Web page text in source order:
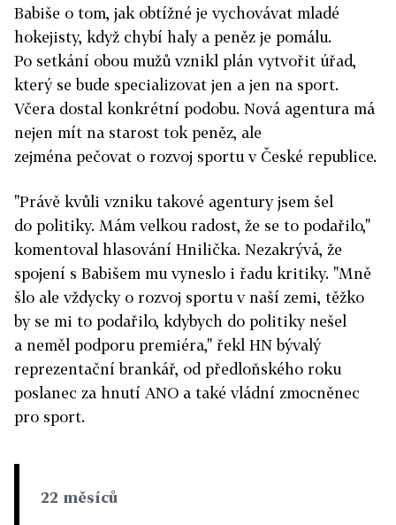
Babiše o tom, jak obtížné je vychovávat mladé
hokejisty, když chybí haly a peněz je pomálu.
Po setkání obou mužů vznikl plán vytvořit úřad,
který se bude specializovat jen a jen na sport.
Včera dostal konkrétní podobu. Nová agentura má
nejen mít na starost tok peněz, ale
zejména pečovat o rozvoj sportu v České republice.
"Právě kvůli vzniku takové agentury jsem šel
do politiky. Mám velkou radost, že se to podařilo,"
komentoval hlasování Hnilička. Nezakrývá, že
spojení s Babišem mu vyneslo i řadu kritiky. "Mně
šlo ale vždycky o rozvoj sportu v naší zemi, těžko
by se mi to podařilo, kdybych do politiky nešel
a neměl podporu premiéra," řekl HN bývalý
reprezentační brankář, od předloňského roku
poslanec za hnutí ANO a také vládní zmocněnec
pro sport.
22 měsíců